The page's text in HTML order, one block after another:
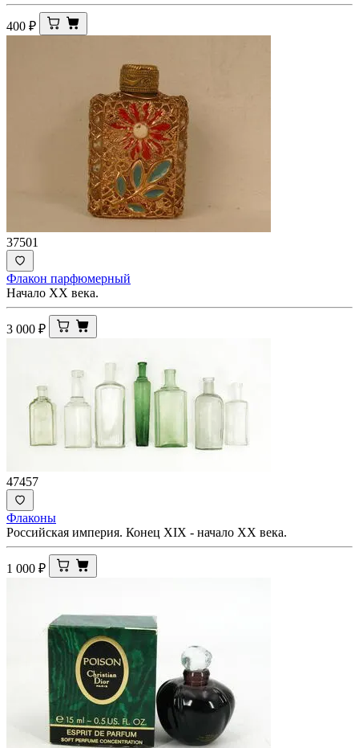
400 ₽
37501
Флакон парфюмерный
Начало XX века.
3 000 ₽
47457
Флаконы
Российская империя. Конец XIX - начало XX века.
1 000 ₽